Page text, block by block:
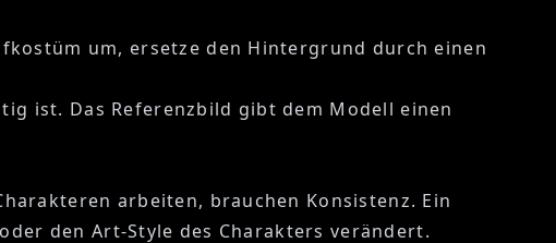
um, ersetze den Hintergrund durch einen
ist. Das Referenzbild gibt dem Modell einen
arbeiten, brauchen Konsistenz. Ein
den Art-Style des Charakters verändert.